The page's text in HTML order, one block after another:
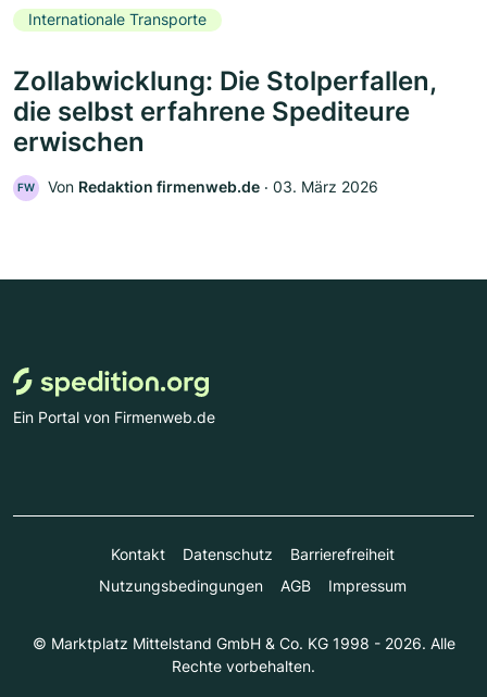
Internationale Transporte
Zollabwicklung: Die Stolperfallen,
die selbst erfahrene Spediteure
erwischen
FW Von Redaktion firmenweb.de ‧ 03. März 2026
Ein Portal von Firmenweb.de
Kontakt Datenschutz
Barrierefreiheit
Nutzungsbedingungen
AGB Impressum
© Marktplatz Mittelstand GmbH & Co. KG 1998 - 2026. Alle
Rechte vorbehalten.